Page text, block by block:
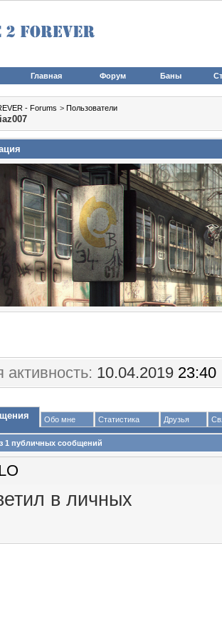
Главная Форум Баны
- Forums > Пользователи
10.04.2019 23:40
Обо мне Статистика Друзья
1 публичных сообщений
в личных